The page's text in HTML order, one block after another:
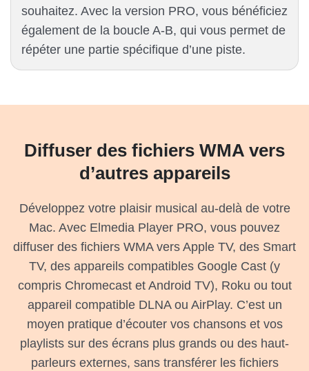
souhaitez. Avec la version PRO, vous bénéficiez
également de la boucle A-B, qui vous permet de
répéter une partie spécifique d’une piste.
Diffuser des fichiers WMA vers
d’autres appareils
Développez votre plaisir musical au-delà de votre
Mac. Avec Elmedia Player PRO, vous pouvez
diffuser des fichiers WMA vers Apple TV, des Smart
TV, des appareils compatibles Google Cast (y
compris Chromecast et Android TV), Roku ou tout
appareil compatible DLNA ou AirPlay. C’est un
moyen pratique d’écouter vos chansons et vos
playlists sur des écrans plus grands ou des haut-
parleurs externes, sans transférer les fichiers